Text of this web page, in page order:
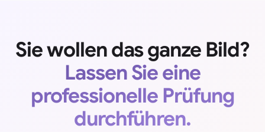
Sie wollen das ganze Bild?
Lassen Sie eine
professionelle Prüfung
durchführen.